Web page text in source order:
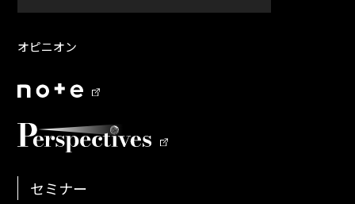
オピニオン
セミナー